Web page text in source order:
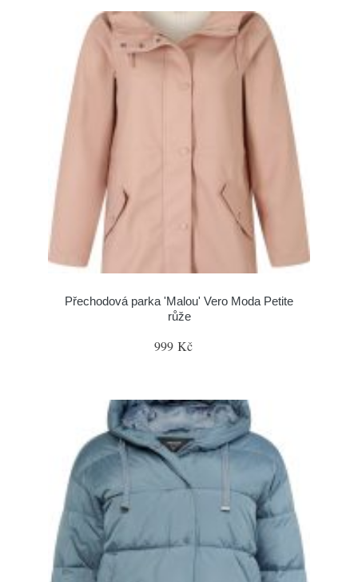
Přechodová parka 'Malou' Vero Moda Petite
růže
999 Kč